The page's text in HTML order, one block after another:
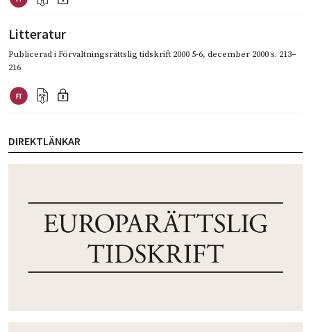
Litteratur
Publicerad iFörvaltningsrättslig tidskrift 2000 5-6, december 2000s. 213–
216
DIREKTLÄNKAR